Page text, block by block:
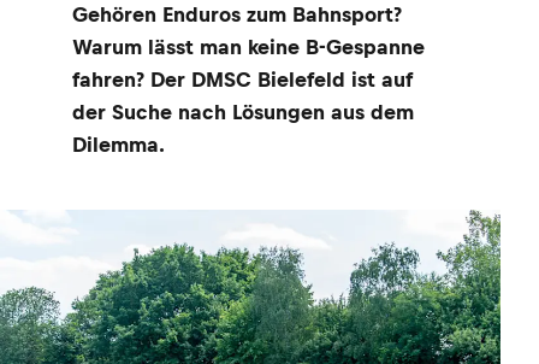
Gehören Enduros zum Bahnsport?
Warum lässt man keine B-Gespanne
fahren? Der DMSC Bielefeld ist auf
der Suche nach Lösungen aus dem
Dilemma.